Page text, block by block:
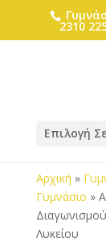
2310
Επιλογή
Αρχική »
Γυμνάσιο »
Λυκείου